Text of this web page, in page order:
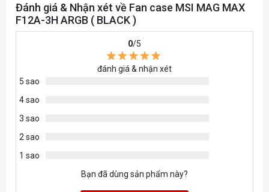
Fan Connector:
3-Pin (Addressable RGB) / 4-Pin (PWM)
Đánh giá & Nhận xét về Fan case MSI MAG MAX
F12A-3H ARGB ( BLACK )
0/5
đánh giá & nhận xét
5 sao
4 sao
3 sao
2 sao
1 sao
Bạn đã dùng sản phẩm này?